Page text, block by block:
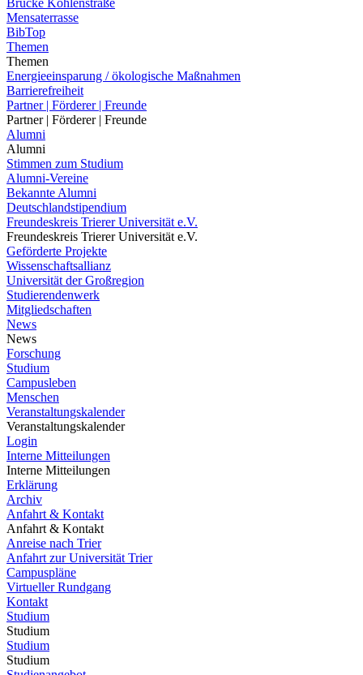
Brücke Kohlenstraße
Mensaterrasse
BibTop
Themen
Themen
Energieeinsparung / ökologische Maßnahmen
Barrierefreiheit
Partner | Förderer | Freunde
Partner | Förderer | Freunde
Alumni
Alumni
Stimmen zum Studium
Alumni-Vereine
Bekannte Alumni
Deutschlandstipendium
Freundeskreis Trierer Universität e.V.
Freundeskreis Trierer Universität e.V.
Geförderte Projekte
Wissenschaftsallianz
Universität der Großregion
Studierendenwerk
Mitgliedschaften
News
News
Forschung
Studium
Campusleben
Menschen
Veranstaltungskalender
Veranstaltungskalender
Login
Interne Mitteilungen
Interne Mitteilungen
Erklärung
Archiv
Anfahrt & Kontakt
Anfahrt & Kontakt
Anreise nach Trier
Anfahrt zur Universität Trier
Campuspläne
Virtueller Rundgang
Kontakt
Studium
Studium
Studium
Studium